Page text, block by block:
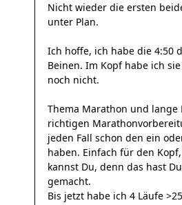
Nicht wieder die ersten
unter Plan.
Ich hoffe, ich habe die 4:50
Beinen. Im Kopf habe ich
noch nicht.
Thema Marathon und
richtigen
jeden Fall schon den ein
haben. Einfach für den
kannst Du, denn das hast
gemacht.
Bis jetzt habe ich 4 Läufe